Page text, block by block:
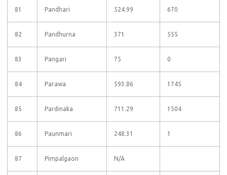
81 Pandhari 524.99 670
82 Pandhurna 371 555
83 Pangari 75 0
84 Parawa 593.86 1745
85 Pardinaka 711.29 1504
86 Paunmari 248.31 1
87 Pimpalgaon N/A